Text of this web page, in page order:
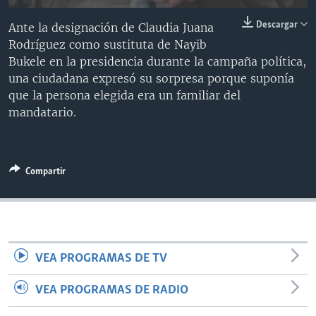
BRASIL
ENTRETENIMIENTO Y CULTURA
TECNOLOGÍA
DEPORTES
CIENCIA Y SALUD
VIDEOS
FOTOGRAFÍA
AUDIOS
PROGRAMAS TV
EL MUNDO AL DÍA
FORO INTERAMERICANO
VISIÓN 360
RADIO
AVANCE INFORMATIVO
AUDIONOTICIAS
DEPORTIVO INTERNACIONAL
NOTA ECONÓMICA
ENTRETENIMIENTO
DIRECT
DOCUMENTALES DE LA VOA
Idiomas
Descargar
Ante la designación de Claudia Juana
Rodríguez como sustituta de Nayib
Bukele en la presidencia durante la campaña política,
una ciudadana expresó su sorpresa porque suponía
que la persona elegida era un familiar del
mandatario.
Compartir
VEA PROGRAMAS DE TV
VEA PROGRAMAS DE RADIO